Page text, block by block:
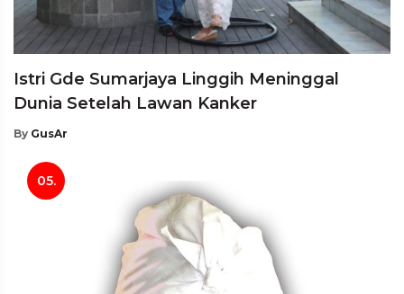
Istri Gde Sumarjaya Linggih Meninggal
Dunia Setelah Lawan Kanker
By GusAr
05.